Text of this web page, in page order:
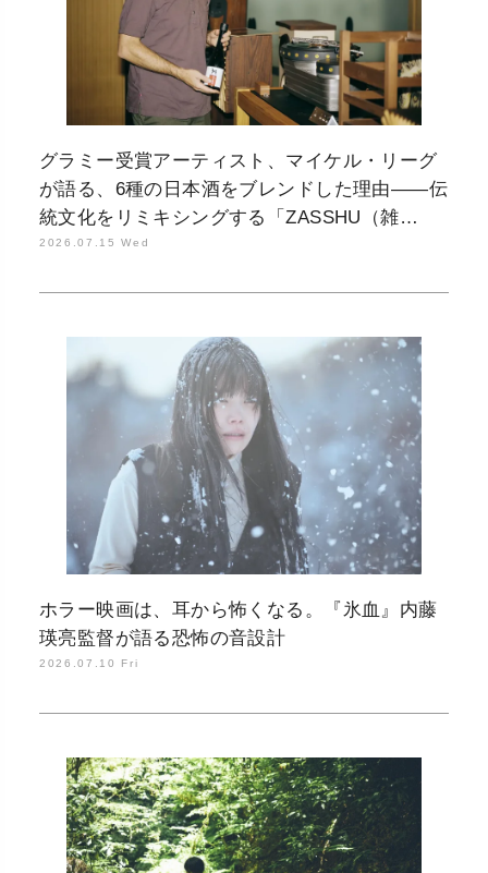
グラミー受賞アーティスト、マイケル・リーグ
が語る、6種の日本酒をブレンドした理由——伝
統文化をリミキシングする「ZASSHU（雑
種）」
2026.07.15 Wed
ホラー映画は、耳から怖くなる。『氷血』内藤
瑛亮監督が語る恐怖の音設計
2026.07.10 Fri